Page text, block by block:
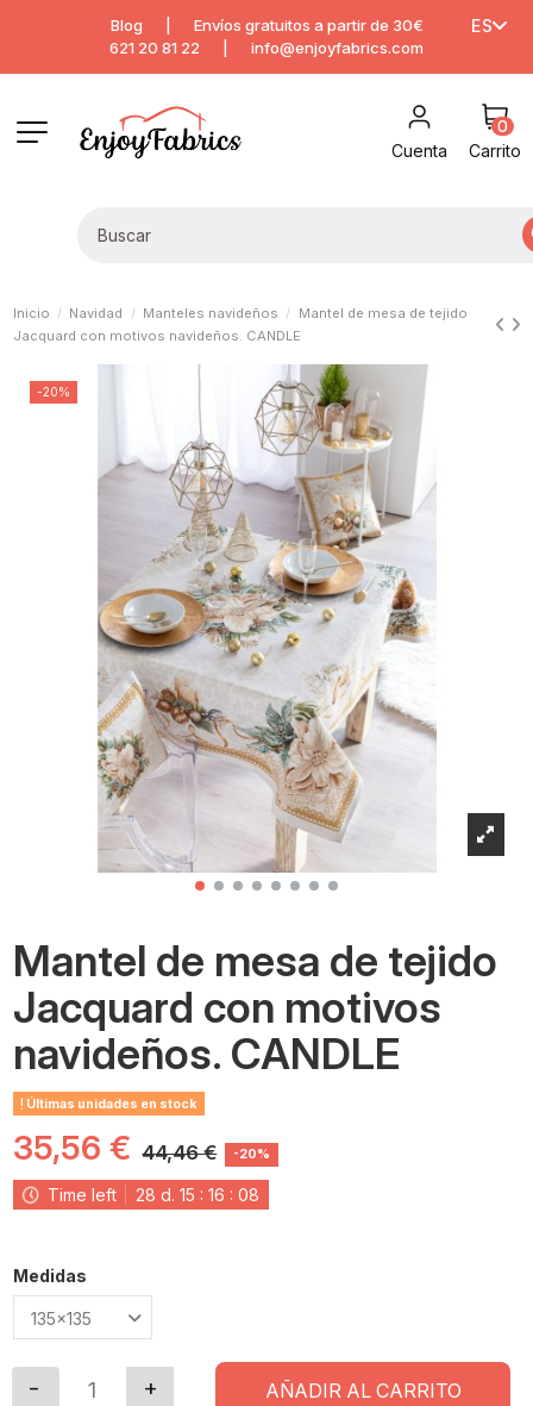
Blog
Envíos gratuitos a partir de 30€
621 20 81 22
info@enjoyfabrics.com
ES
Cuenta
0
Carrito
Inicio Navidad Manteles navideños
Mantel de mesa de tejido
Jacquard con motivos navideños. CANDLE
-20%
Mantel de mesa de tejido
Jacquard con motivos
navideños. CANDLE
Últimas unidades en stock
35,56 € 44,46 € -20%
Time left 28 d. 15 : 16 : 08
Medidas
AÑADIR AL CARRITO